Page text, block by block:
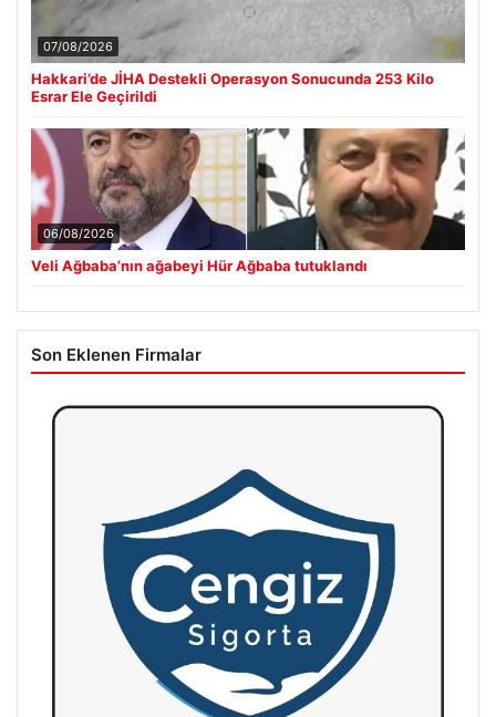
07/08/2026
Hakkari’de JİHA Destekli Operasyon Sonucunda 253 Kilo
Esrar Ele Geçirildi
06/08/2026
Veli Ağbaba’nın ağabeyi Hür Ağbaba tutuklandı
Son Eklenen Firmalar